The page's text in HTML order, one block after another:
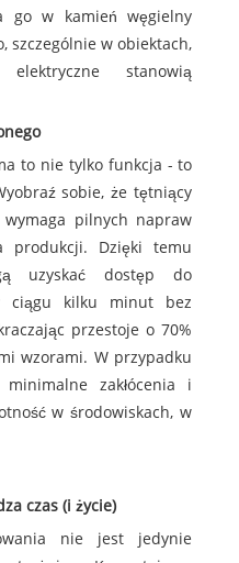
go w kamień węgielny
szczególnie w obiektach,
stanowią
to nie tylko funkcja - to
sobie, że tętniący
wymaga pilnych napraw
produkcji. Dzięki temu
uzyskać dostęp do
ciągu kilku minut bez
przestoje o 70%
wzorami. W przypadku
zakłócenia i
w środowiskach, w
czas (i życie)
nie jest jedynie